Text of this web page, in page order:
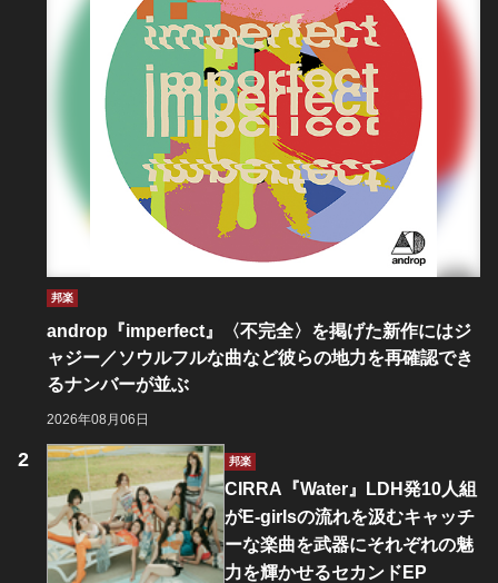
邦楽
androp『imperfect』〈不完全〉を掲げた新作にはジ
ャジー／ソウルフルな曲など彼らの地力を再確認でき
るナンバーが並ぶ
2026年08月06日
邦楽
CIRRA『Water』LDH発10人組
がE-girlsの流れを汲むキャッチ
ーな楽曲を武器にそれぞれの魅
力を輝かせるセカンドEP